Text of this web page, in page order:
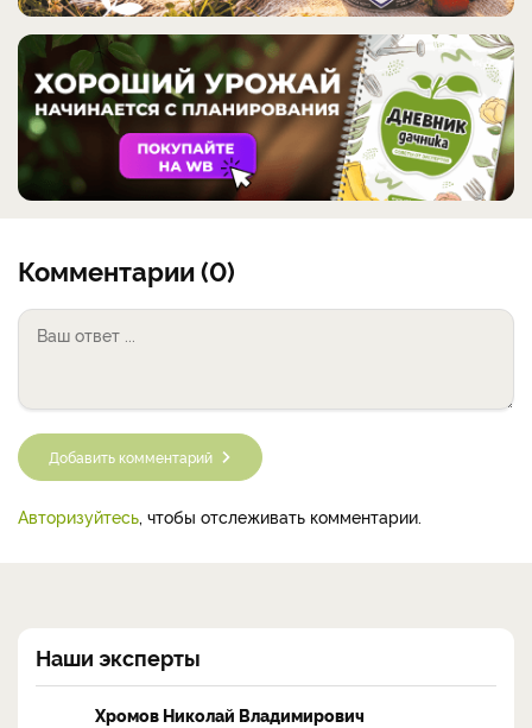
Комментарии (0)
Добавить комментарий
Авторизуйтесь , чтобы отслеживать комментарии.
Наши эксперты
Хромов Николай Владимирович